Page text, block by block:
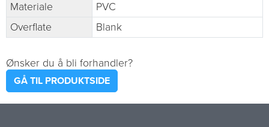
Materiale
PVC
Overflate
Blank
Ønsker du å bli forhandler?
GÅ TIL PRODUKTSIDE